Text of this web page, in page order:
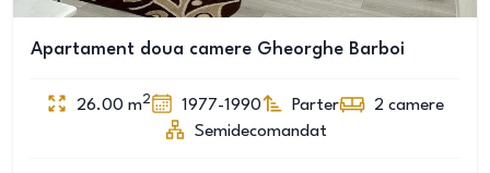
Apartament doua camere Gheorghe Barboi
26.00 m2 1977-1990 Parter 2 camere
Semidecomandat